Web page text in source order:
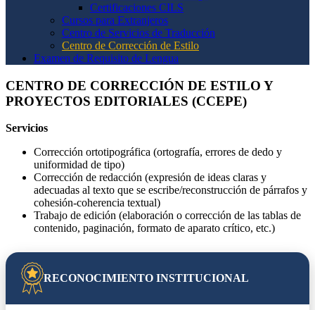
Certificaciones CILS
Cursos para Extranjeros
Centro de Servicios de Traducción
Centro de Corrección de Estilo
Examen de Requisito de Lengua
CENTRO DE CORRECCIÓN DE ESTILO Y
PROYECTOS EDITORIALES (CCEPE)
Servicios
Corrección ortotipográfica (ortografía, errores de dedo y
uniformidad de tipo)
Corrección de redacción (expresión de ideas claras y
adecuadas al texto que se escribe/reconstrucción de párrafos y
cohesión-coherencia textual)
Trabajo de edición (elaboración o corrección de las tablas de
contenido, paginación, formato de aparato crítico, etc.)
RECONOCIMIENTO INSTITUCIONAL